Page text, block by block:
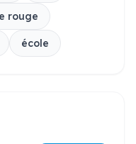
rouge
école